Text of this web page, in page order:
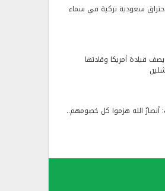
سعودية تركية في سماء
قيادة أمريكا وقادتها
أنصارُ الله هزموا كل خصومهم..